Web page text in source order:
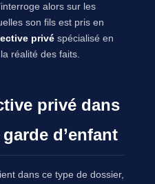
alors sur les
son fils est pris en
privé spécialisé en
réalité des faits.
privé dans
d’enfant
dans ce type de dossier,